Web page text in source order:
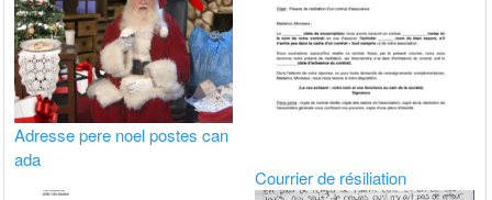
Adresse pere noel postes can
ada
Courrier de résiliation